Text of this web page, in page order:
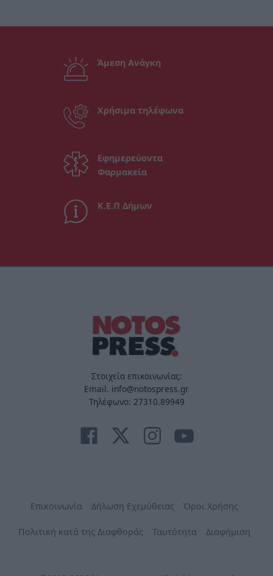
Άμεση Ανάγκη
Χρήσιμα τηλέφωνα
Εφημερεύοντα
Φαρμακεία
Κ.Ε.Π Δήμων
Στοιχεία επικοινωνίας:
Email. info@notospress.gr
Τηλέφωνο: 27310.89949
Επικοινωνία Δήλωση Εχεμύθειας Όροι Χρήσης
Πολιτική κατά της Διαφθοράς Ταυτότητα Διαφήμιση